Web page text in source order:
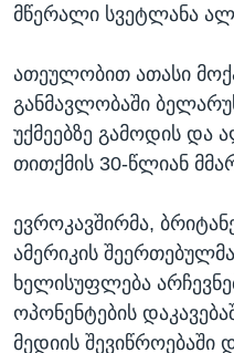
მწერალი სვეტლანა
ათეულობით ათასი
განმავლობაში
უქმეებზე გამოდის და
თითქმის 30-წლიან
ევროკავშირმა,
ამერიკის
ხელისუფლება
ოპონენტების
მედიის შევიწროებაში